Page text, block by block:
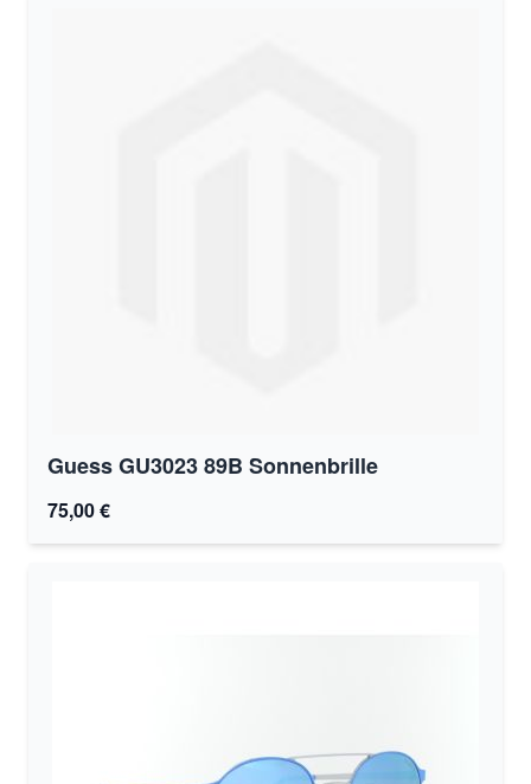
Guess GU3023 89B Sonnenbrille
75,00 €